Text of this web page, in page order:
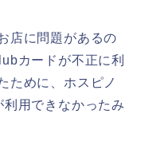
店に問題があるの
カードが不正に利
ために、ホスピノ
用できなかったみ